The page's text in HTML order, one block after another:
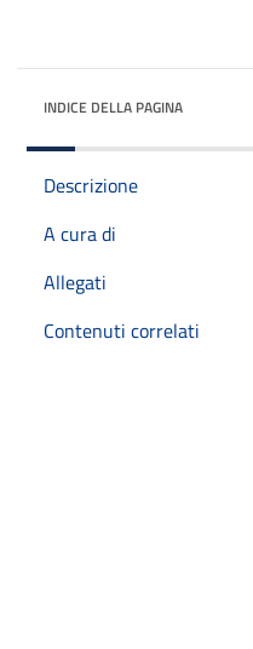
INDICE DELLA PAGINA
Descrizione
A cura di
Allegati
Contenuti correlati